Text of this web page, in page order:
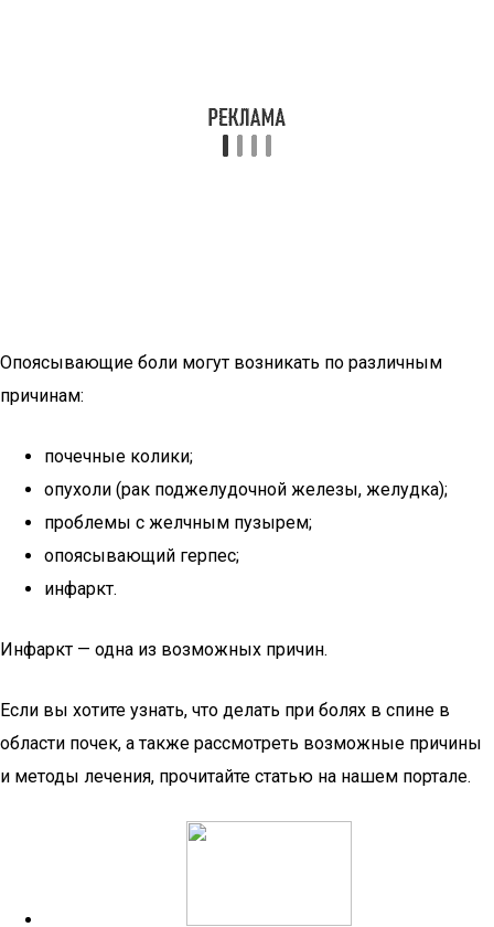
Опоясывающие боли могут возникать по различным
причинам:
почечные колики;
опухоли (рак поджелудочной железы, желудка);
проблемы с желчным пузырем;
опоясывающий герпес;
инфаркт.
Инфаркт — одна из возможных причин.
Если вы хотите узнать, что делать при болях в спине в
области почек, а также рассмотреть возможные причины
и методы лечения, прочитайте статью на нашем портале.